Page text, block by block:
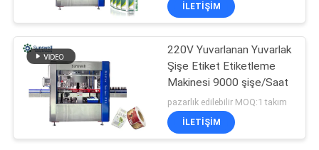
İLETIŞIM
220V Yuvarlanan Yuvarlak
Şişe Etiket Etiketleme
Makinesi 9000 şişe/Saat
pazarlık edilebilir MOQ:1 takım
İLETIŞIM